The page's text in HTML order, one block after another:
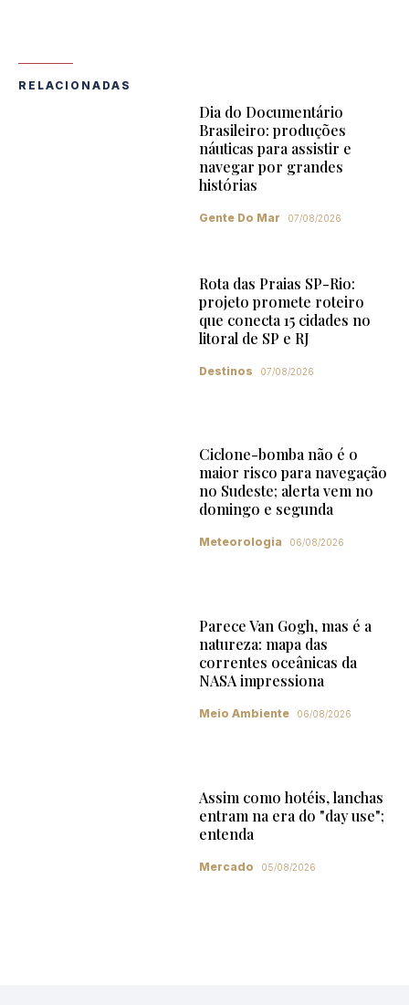
RELACIONADAS
Dia do Documentário
Brasileiro: produções
náuticas para assistir e
navegar por grandes
histórias
Gente Do Mar 07/08/2026
Rota das Praias SP-Rio:
projeto promete roteiro
que conecta 15 cidades no
litoral de SP e RJ
Destinos 07/08/2026
Ciclone-bomba não é o
maior risco para navegação
no Sudeste; alerta vem no
domingo e segunda
Meteorologia 06/08/2026
Parece Van Gogh, mas é a
natureza: mapa das
correntes oceânicas da
NASA impressiona
Meio Ambiente 06/08/2026
Assim como hotéis, lanchas
entram na era do "day use";
entenda
Mercado 05/08/2026